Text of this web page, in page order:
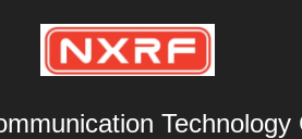
Technology